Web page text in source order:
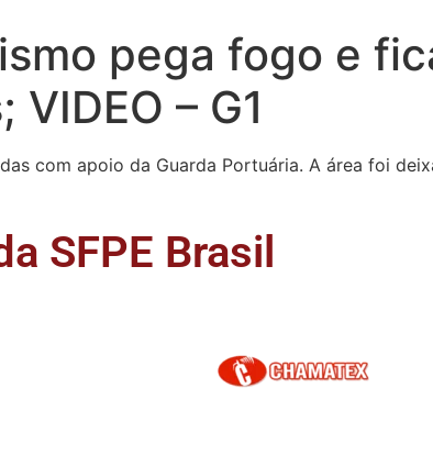
pega fogo e
– G1
com apoio da Guarda Portuária. A área foi
SFPE Brasil